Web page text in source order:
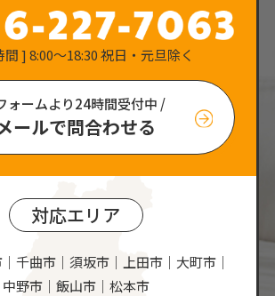
] 8:00〜18:30 祝日・元旦除く
ォームより24時間受付中 /
ールで問合わせる
対応エリア
千曲市｜須坂市｜上田市｜大町市｜
中野市｜飯山市｜松本市